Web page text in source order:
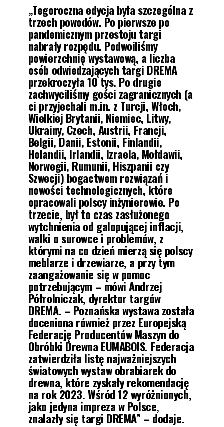
„Tegoroczna edycja była szczególna z
trzech powodów. Po pierwsze po
pandemicznym przestoju targi
nabrały rozpędu. Podwoiliśmy
powierzchnię wystawową, a liczba
osób odwiedzających targi DREMA
przekroczyła 10 tys. Po drugie
zachwyciliśmy gości zagranicznych (a
ci przyjechali m.in. z Turcji, Włoch,
Wielkiej Brytanii, Niemiec, Litwy,
Ukrainy, Czech, Austrii, Francji,
Belgii, Danii, Estonii, Finlandii,
Holandii, Irlandii, Izraela, Mołdawii,
Norwegii, Rumunii, Hiszpanii czy
Szwecji) bogactwem rozwiązań i
nowości technologicznych, które
opracowali polscy inżynierowie. Po
trzecie, był to czas zasłużonego
wytchnienia od galopującej inflacji,
walki o surowce i problemów, z
którymi na co dzień mierzą się polscy
meblarze i drzewiarze, a przy tym
zaangażowanie się w pomoc
potrzebującym – mówi Andrzej
Półrolniczak, dyrektor targów
DREMA. – Poznańska wystawa została
doceniona również przez Europejską
Federację Producentów Maszyn do
Obróbki Drewna EUMABOIS. Federacja
zatwierdziła listę najważniejszych
światowych wystaw obrabiarek do
drewna, które zyskały rekomendację
na rok 2023. Wśród 12 wyróżnionych,
jako jedyna impreza w Polsce,
znalazły się targi DREMA” – dodaje.